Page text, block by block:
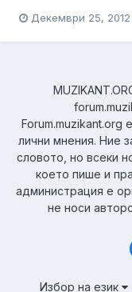
Декември 25, 2012
Forum.muzikant.org
лични мнения. Ние
словото, но всеки
което пише и
администрация е
не носи
Избор на език